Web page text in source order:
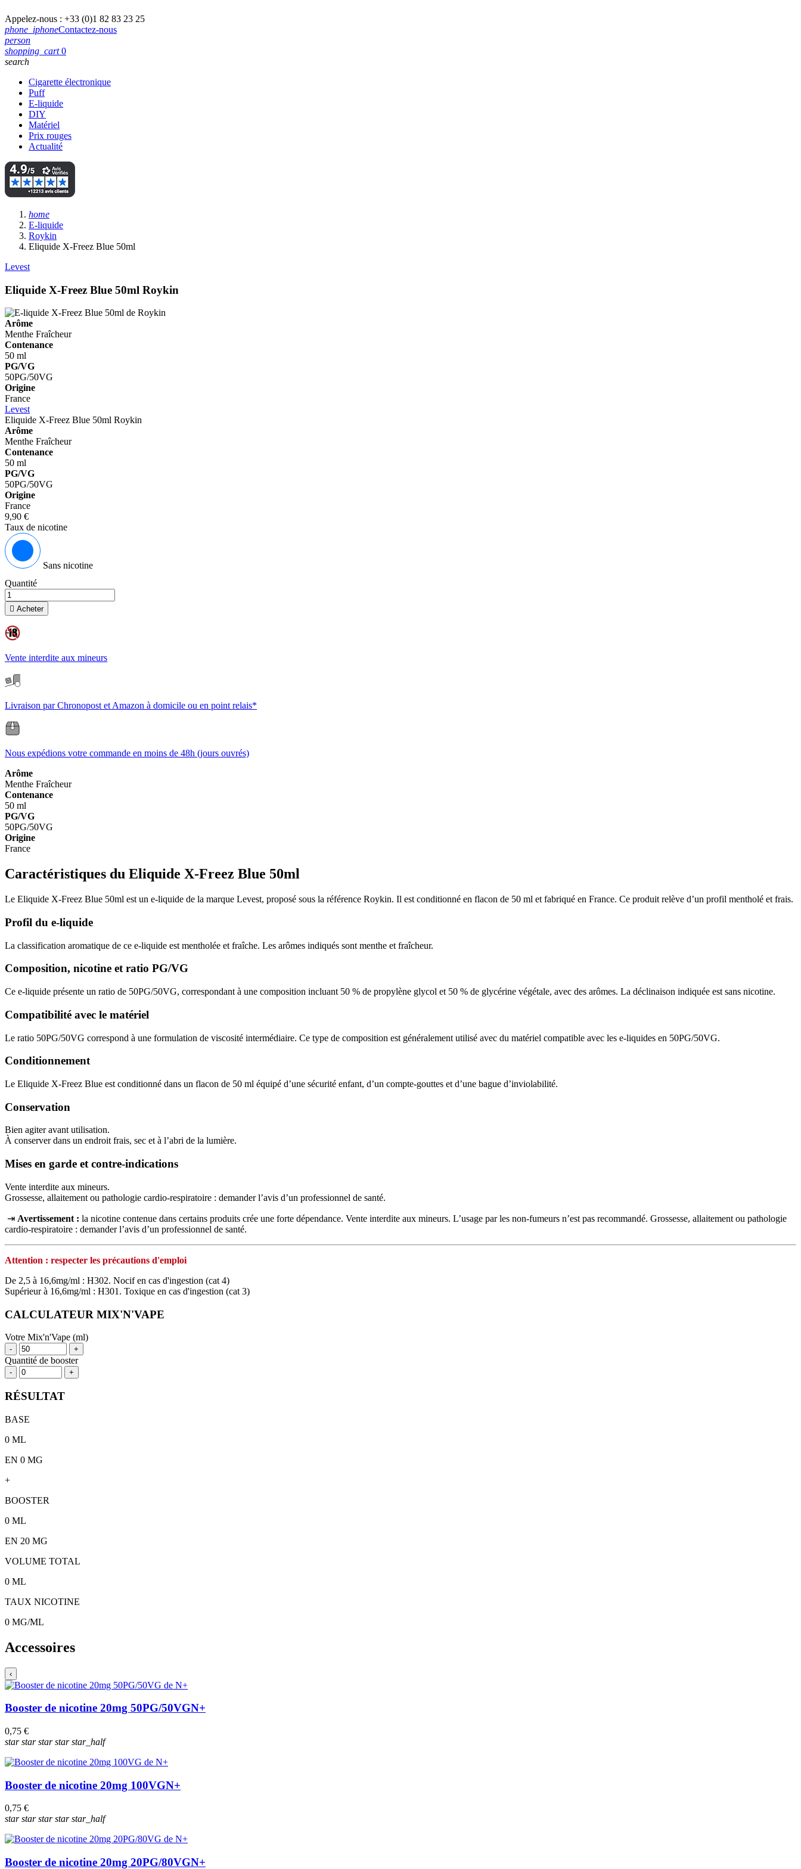
Appelez-nous : +33 (0)1 82 83 23 25
phone_iphoneContactez-nous
person
shopping_cart 0
search
Cigarette électronique
Puff
E-liquide
DIY
Matériel
Prix rouges
Actualité
home
E-liquide
Roykin
Eliquide X-Freez Blue 50ml
Levest
Eliquide X-Freez Blue 50ml Roykin
Arôme
Menthe Fraîcheur
Contenance
50 ml
PG/VG
50PG/50VG
Origine
France
Levest
Eliquide X-Freez Blue 50ml Roykin
Arôme
Menthe Fraîcheur
Contenance
50 ml
PG/VG
50PG/50VG
Origine
France
9,90 €
Taux de nicotine
Sans nicotine
Quantité
 Acheter
Vente interdite aux mineurs
Livraison par Chronopost et Amazon à domicile ou en point relais*
Nous expédions votre commande en moins de 48h (jours ouvrés)
Arôme
Menthe Fraîcheur
Contenance
50 ml
PG/VG
50PG/50VG
Origine
France
Caractéristiques du Eliquide X-Freez Blue 50ml
Le Eliquide X-Freez Blue 50ml est un e-liquide de la marque Levest, proposé sous la référence Roykin. Il est conditionné en flacon de 50 ml et fabriqué en France. Ce produit relève d’un profil mentholé et frais.
Profil du e-liquide
La classification aromatique de ce e-liquide est mentholée et fraîche. Les arômes indiqués sont menthe et fraîcheur.
Composition, nicotine et ratio PG/VG
Ce e-liquide présente un ratio de 50PG/50VG, correspondant à une composition incluant 50 % de propylène glycol et 50 % de glycérine végétale, avec des arômes. La déclinaison indiquée est sans nicotine.
Compatibilité avec le matériel
Le ratio 50PG/50VG correspond à une formulation de viscosité intermédiaire. Ce type de composition est généralement utilisé avec du matériel compatible avec les e-liquides en 50PG/50VG.
Conditionnement
Le Eliquide X-Freez Blue est conditionné dans un flacon de 50 ml équipé d’une sécurité enfant, d’un compte-gouttes et d’une bague d’inviolabilité.
Conservation
Bien agiter avant utilisation.
À conserver dans un endroit frais, sec et à l’abri de la lumière.
Mises en garde et contre-indications
Vente interdite aux mineurs.
Grossesse, allaitement ou pathologie cardio-respiratoire : demander l’avis d’un professionnel de santé.
⇥ Avertissement : la nicotine contenue dans certains produits crée une forte dépendance. Vente interdite aux mineurs. L’usage par les non‑fumeurs n’est pas recommandé. Grossesse, allaitement ou pathologie
cardio‑respiratoire : demander l’avis d’un professionnel de santé.
Attention : respecter les précautions d'emploi
De 2,5 à 16,6mg/ml : H302. Nocif en cas d'ingestion (cat 4)
Supérieur à 16,6mg/ml : H301. Toxique en cas d'ingestion (cat 3)
CALCULATEUR MIX'N'VAPE
Votre Mix'n'Vape (ml)
- +
Quantité de booster
- +
RÉSULTAT
BASE
0 ML
EN 0 MG
+
BOOSTER
0 ML
EN 20 MG
VOLUME TOTAL
0 ML
TAUX NICOTINE
0 MG/ML
Accessoires
‹
Booster de nicotine 20mg 50PG/50VGN+
0,75 €
starstarstarstarstar_half
Booster de nicotine 20mg 100VGN+
0,75 €
starstarstarstarstar_half
Booster de nicotine 20mg 20PG/80VGN+